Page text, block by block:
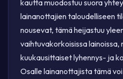
kautta muodostuu suora
lainanottajien taloudelliseen
nousevat, tämä heijastuu
vaihtuvakorkoisissa
kuukausittaiset lyhennys- ja
Osalle lainanottajista tämä